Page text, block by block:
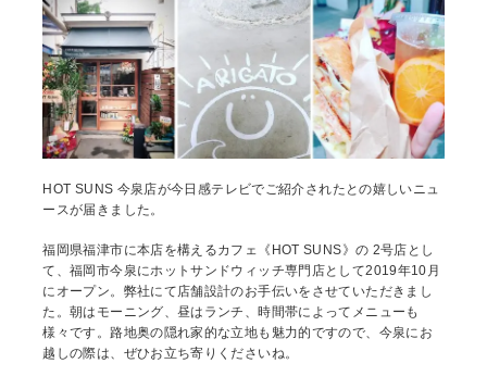
HOT SUNS 今泉店が今日感テレビでご紹介されたとの嬉しいニュ
ースが届きました。
福岡県福津市に本店を構えるカフェ《HOT SUNS》の 2号店とし
て、福岡市今泉にホットサンドウィッチ専門店として2019年10月
にオープン。弊社にて店舗設計のお手伝いをさせていただきまし
た。朝はモーニング、昼はランチ、時間帯によってメニューも
様々です。路地奥の隠れ家的な立地も魅力的ですので、今泉にお
越しの際は、ぜひお立ち寄りくださいね。